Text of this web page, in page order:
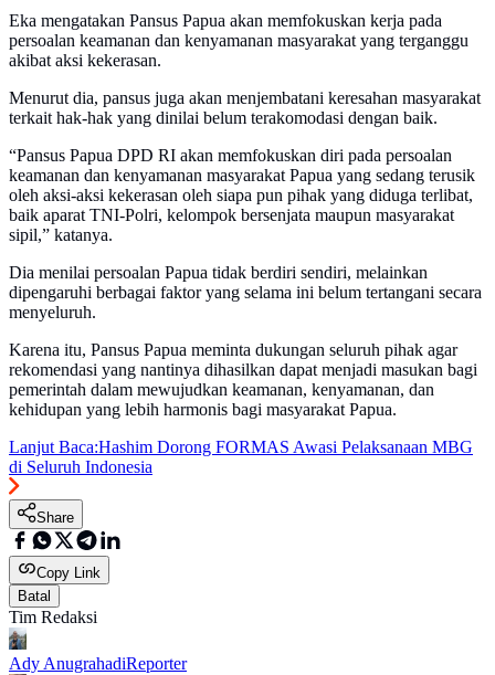
Eka mengatakan Pansus Papua akan memfokuskan kerja pada
persoalan keamanan dan kenyamanan masyarakat yang terganggu
akibat aksi kekerasan.
Menurut dia, pansus juga akan menjembatani keresahan masyarakat
terkait hak-hak yang dinilai belum terakomodasi dengan baik.
“Pansus Papua DPD RI akan memfokuskan diri pada persoalan
keamanan dan kenyamanan masyarakat Papua yang sedang terusik
oleh aksi-aksi kekerasan oleh siapa pun pihak yang diduga terlibat,
baik aparat TNI-Polri, kelompok bersenjata maupun masyarakat
sipil,” katanya.
Dia menilai persoalan Papua tidak berdiri sendiri, melainkan
dipengaruhi berbagai faktor yang selama ini belum tertangani secara
menyeluruh.
Karena itu, Pansus Papua meminta dukungan seluruh pihak agar
rekomendasi yang nantinya dihasilkan dapat menjadi masukan bagi
pemerintah dalam mewujudkan keamanan, kenyamanan, dan
kehidupan yang lebih harmonis bagi masyarakat Papua.
Lanjut Baca:Hashim Dorong FORMAS Awasi Pelaksanaan MBG
di Seluruh Indonesia
Share
Copy Link
Batal
Tim Redaksi
Ady AnugrahadiReporter